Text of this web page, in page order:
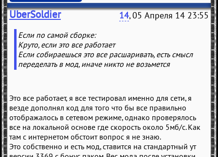
UberSoldier 14, 05 Апреля 14 23:55
Если по самой сборке:
Круто, если это все работает
Если собираешься это все расшаривать, есть смысл
переделать в мод, иначе никто не возьмется
Это все работает, я все тестировал именно для сети, я
везде дополнял код для того что бы все правильно
отображалось в сетевом режиме, однако проверялось
все на локальной основе где скорость около 5мб/с. Как
там с интернетом обстоит вопрос я не знаю.
Это собственно и есть мод, ставится на стандартный ут